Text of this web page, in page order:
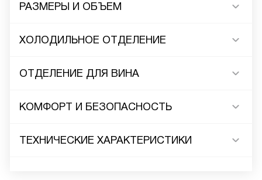
РАЗМЕРЫ И ОБЪЕМ
ХОЛОДИЛЬНОЕ ОТДЕЛЕНИЕ
ОТДЕЛЕНИЕ ДЛЯ ВИНА
КОМФОРТ И БЕЗОПАСНОСТЬ
ТЕХНИЧЕСКИЕ ХАРАКТЕРИСТИКИ